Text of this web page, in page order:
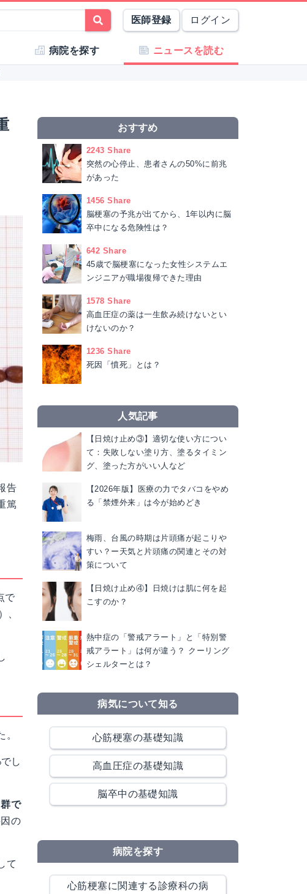
医師登録 ログイン
病院を探す ニュースを読む
告
篤
で
、
し
で
の
て
おすすめ
2243 Share
突然の心停止、患者さんの50%に前兆
があった
1456 Share
脳梗塞の予兆が出てから、1年以内に脳
卒中になる危険性は？
642 Share
45歳で脳梗塞になった女性システムエ
ンジニアが職場復帰できた理由
1578 Share
高血圧症の薬は一生飲み続けないとい
けないのか？
1236 Share
死因「憤死」とは？
人気記事
【日焼け止め③】適切な使い方につい
て：失敗しない塗り方、塗るタイミン
グ、塗った方がいい人など
【2026年版】医療の力でタバコをやめ
る「禁煙外来」は今が始めどき
梅雨、台風の時期は片頭痛が起こりや
すい？ー天気と片頭痛の関連とその対
策について
【日焼け止め④】日焼けは肌に何を起
こすのか？
熱中症の「警戒アラート」と「特別警
戒アラート」は何が違う？ クーリング
シェルターとは？
病気について知る
心筋梗塞の基礎知識
高血圧症の基礎知識
脳卒中の基礎知識
病院を探す
心筋梗塞に関連する診療科の病